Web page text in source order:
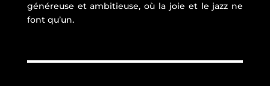
généreuse et ambitieuse, où la joie et le jazz ne
font qu’un.